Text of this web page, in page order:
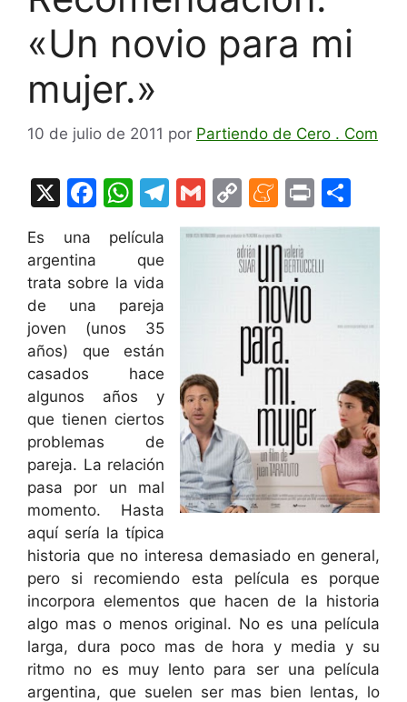
«Un novio para mi
mujer.»
10 de julio de 2011 por Partiendo de Cero . Com
X
F
c
e
o
o
k
W
h
at
s
A
p
p
T
el
G
m
ai
C
o
p
y
n
k
M
e
n
e
a
m
e
Pr
in
t
o
tir
Es una película
argentina que
trata sobre la vida
de una pareja
joven (unos 35
años) que están
casados hace
algunos años y
que tienen ciertos
problemas de
pareja. La relación
pasa por un mal
momento. Hasta
aquí sería la típica
historia que no interesa demasiado en general,
pero si recomiendo esta película es porque
incorpora elementos que hacen de la historia
algo mas o menos original. No es una película
larga, dura poco mas de hora y media y su
ritmo no es muy lento para ser una película
argentina, que suelen ser mas bien lentas, lo